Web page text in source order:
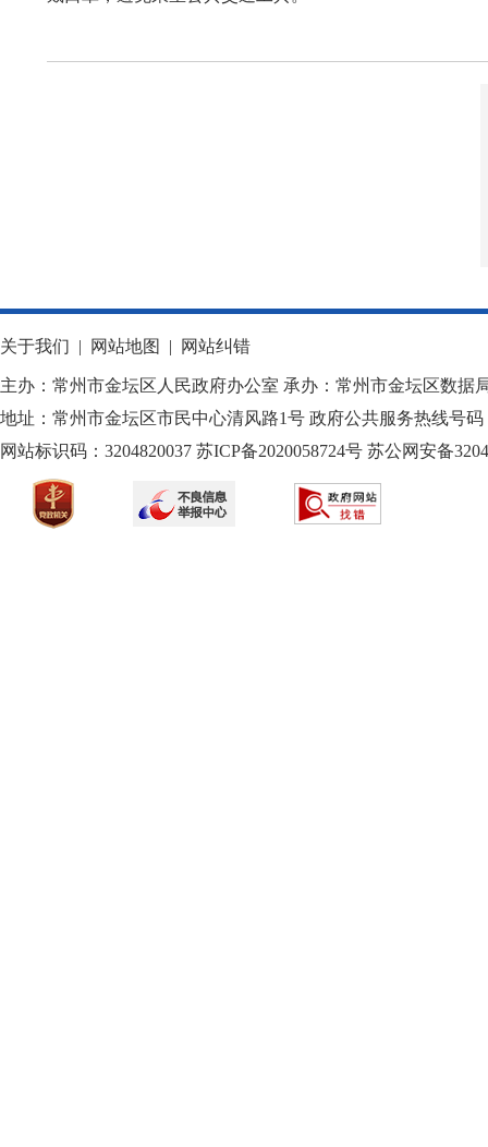
关于我们 | 网站地图 | 网站纠错
主办：常州市金坛区人民政府办公室 承办：常州市金坛区数据
地址：常州市金坛区市民中心清风路1号 政府公共服务热线号码
网站标识码：3204820037 苏ICP备2020058724号 苏公网安备